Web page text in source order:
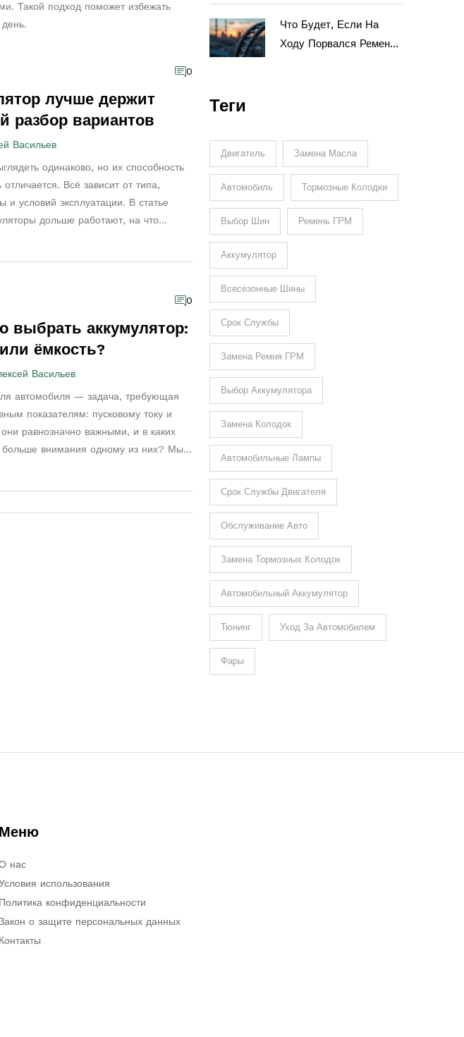
Такой подход поможет избежать
0
лучше держит
разбор вариантов
Васильев
одинаково, но их способность
Всё зависит от типа,
и условий эксплуатации. В статье
дольше работают, на что
0
выбрать аккумулятор:
ёмкость?
Васильев
автомобиля — задача, требующая
показателям: пусковому току и
равнозначно важными, и в каких
больше внимания одному из них? Мы
Что Будет, Если На
Ходу Порвался Ремень
Теги
Двигатель Замена Масла
Автомобиль Тормозные Колодки
Выбор Шин Ремень ГРМ
Аккумулятор
Всесезонные Шины
Срок Службы
Замена Ремня ГРМ
Выбор Аккумулятора
Замена Колодок
Автомобильные Лампы
Срок Службы Двигателя
Обслуживание Авто
Замена Тормозных Колодок
Автомобильный Аккумулятор
Тюнинг Уход За Автомобилем
Фары
Меню
нас
использования
Политика конфиденциальности
о защите персональных данных
Контакты